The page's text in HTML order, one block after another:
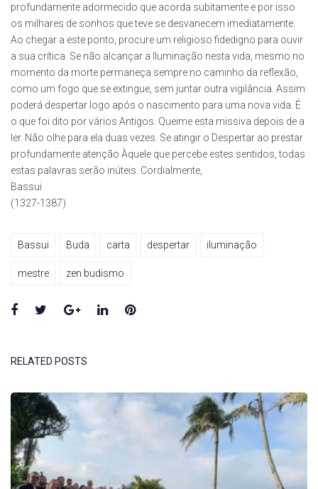
profundamente adormecido que acorda subitamente e por isso
os milhares de sonhos que teve se desvanecem imediatamente.
Ao chegar a este ponto, procure um religioso fidedigno para ouvir
a sua crítica. Se não alcançar a Iluminação nesta vida, mesmo no
momento da morte permaneça sempre no caminho da reflexão,
como um fogo que se extingue, sem juntar outra vigilância. Assim
poderá despertar logo após o nascimento para uma nova vida. É
o que foi dito por vários Antigos. Queime esta missiva depois de a
ler. Não olhe para ela duas vezes. Se atingir o Despertar ao prestar
profundamente atenção Àquele que percebe estes sentidos, todas
estas palavras serão inúteis. Cordialmente,
Bassui
(1327-1387)
Bassui Buda carta despertar iluminação
mestre zen budismo
Facebook
TwitterGoogle+LinkedInPinterest
RELATED POSTS